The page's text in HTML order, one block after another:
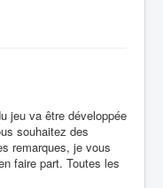
jeu va être développée
souhaitez des
remarques, je vous
faire part. Toutes les